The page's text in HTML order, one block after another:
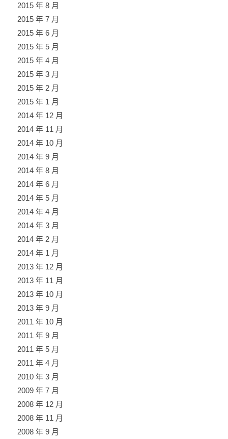
2015 年 8 月
2015 年 7 月
2015 年 6 月
2015 年 5 月
2015 年 4 月
2015 年 3 月
2015 年 2 月
2015 年 1 月
2014 年 12 月
2014 年 11 月
2014 年 10 月
2014 年 9 月
2014 年 8 月
2014 年 6 月
2014 年 5 月
2014 年 4 月
2014 年 3 月
2014 年 2 月
2014 年 1 月
2013 年 12 月
2013 年 11 月
2013 年 10 月
2013 年 9 月
2011 年 10 月
2011 年 9 月
2011 年 5 月
2011 年 4 月
2010 年 3 月
2009 年 7 月
2008 年 12 月
2008 年 11 月
2008 年 9 月